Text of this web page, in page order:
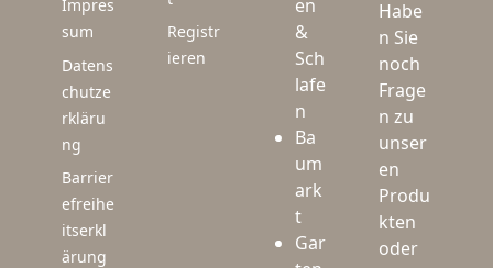
Impres
sum
Datens
chutze
rkläru
ng
Barrier
efreihe
itserkl
ärung
Registr
ieren
en
&
Sch
lafe
n
Ba
um
ark
t
Gar
Habe
n Sie
noch
Frage
n zu
unser
en
Produ
kten
oder